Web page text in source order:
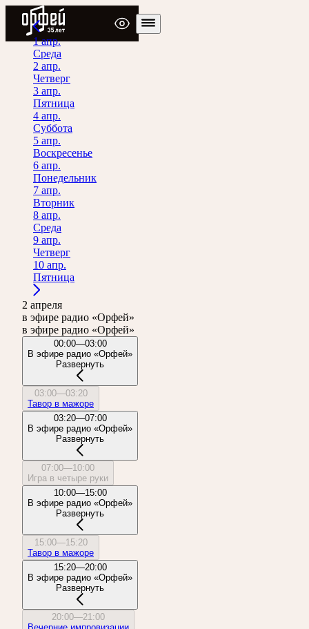
Радио Орфей
1 апр.
Среда
2 апр.
Четверг
3 апр.
Пятница
4 апр.
Суббота
5 апр.
Воскресенье
6 апр.
Понедельник
7 апр.
Вторник
8 апр.
Среда
9 апр.
Четверг
10 апр.
Пятница
2 апреля
в эфире радио «Орфей»
в эфире радио «Орфей»
00:00—03:00
В эфире радио «Орфей»
Развернуть
03:00—03:20
Тавор в мажоре
03:20—07:00
В эфире радио «Орфей»
Развернуть
07:00—10:00
Игра в четыре руки
10:00—15:00
В эфире радио «Орфей»
Развернуть
15:00—15:20
Тавор в мажоре
15:20—20:00
В эфире радио «Орфей»
Развернуть
20:00—21:00